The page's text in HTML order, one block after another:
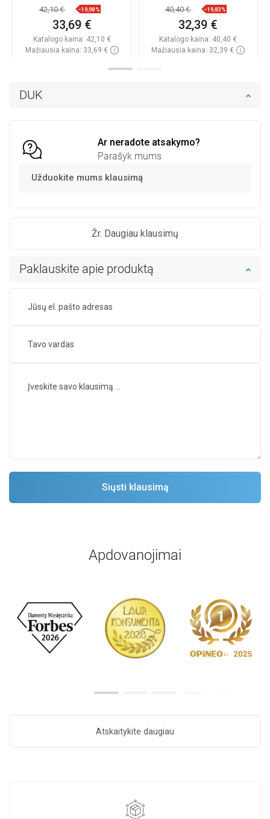
DUK
Ar neradote atsakymo?
Parašyk mums
Užduokite mums klausimą
Žr. Daugiau klausimų
Paklauskite apie produktą
42,10 € −19,98%
33,69 €
Katalogo kaina: 42,10 €
Mažiausia kaina: 33,69 €
40,40 € −19,83%
32,39 €
Katalogo kaina: 40,40 €
Mažiausia kaina: 32,39 €
Apdovanojimai
Atskaitykite daugiau